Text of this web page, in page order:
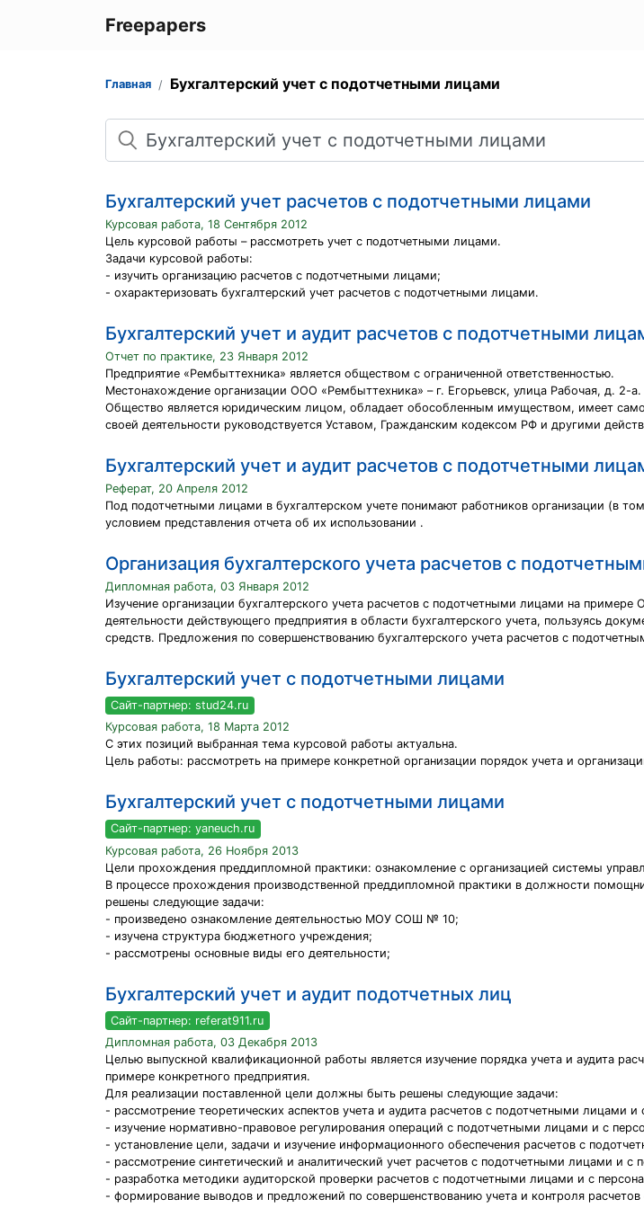
Freepapers
Главная Бухгалтерский учет с подотчетными лицами
Поиск
Бухгалтерский учет расчетов с подотчетными лицами
Курсовая работа, 18 Сентября 2012
Цель курсовой работы – рассмотреть учет с подотчетными лицами.
Задачи курсовой работы:
- изучить организацию расчетов с подотчетными лицами;
- охарактеризовать бухгалтерский учет расчетов с подотчетными лицами.
Бухгалтерский учет и аудит расчетов с подотчетными
Отчет по практике, 23 Января 2012
Предприятие «Рембыттехника» является обществом с ограниченной ответственностью.
Местонахождение организации ООО «Рембыттехника» – г. Егорьевск, улица Рабочая, д. 2-а.
Общество является юридическим лицом, обладает обособленным имуществом, имеет
своей деятельности руководствуется Уставом, Гражданским кодексом РФ и другими
Бухгалтерский учет и аудит расчетов с подотчетными
Реферат, 20 Апреля 2012
Под подотчетными лицами в бухгалтерском учете понимают работников организации (в
условием представления отчета об их использовании .
Организация бухгалтерского учета расчетов с
Дипломная работа, 03 Января 2012
Изучение организации бухгалтерского учета расчетов с подотчетными лицами на
деятельности действующего предприятия в области бухгалтерского учета, пользуясь
средств. Предложения по совершенствованию бухгалтерского учета расчетов с
Бухгалтерский учет с подотчетными лицами
Сайт-партнер: stud24.ru
Курсовая работа, 18 Марта 2012
С этих позиций выбранная тема курсовой работы актуальна.
Цель работы: рассмотреть на примере конкретной организации порядок учета и
Бухгалтерский учет с подотчетными лицами
Сайт-партнер: yaneuch.ru
Курсовая работа, 26 Ноября 2013
Цели прохождения преддипломной практики: ознакомление с организацией системы
В процессе прохождения производственной преддипломной практики в должности
решены следующие задачи:
- произведено ознакомление деятельностью МОУ СОШ № 10;
- изучена структура бюджетного учреждения;
- рассмотрены основные виды его деятельности;
Бухгалтерский учет и аудит подотчетных лиц
Сайт-партнер: referat911.ru
Дипломная работа, 03 Декабря 2013
Целью выпускной квалификационной работы является изучение порядка учета и аудита
примере конкретного предприятия.
Для реализации поставленной цели должны быть решены следующие задачи:
- рассмотрение теоретических аспектов учета и аудита расчетов с подотчетными лицами и
- изучение нормативно-правовое регулирования операций с подотчетными лицами и с
- установление цели, задачи и изучение информационного обеспечения расчетов с
- рассмотрение синтетический и аналитический учет расчетов с подотчетными лицами и
- разработка методики аудиторской проверки расчетов с подотчетными лицами и с
- формирование выводов и предложений по совершенствованию учета и контроля